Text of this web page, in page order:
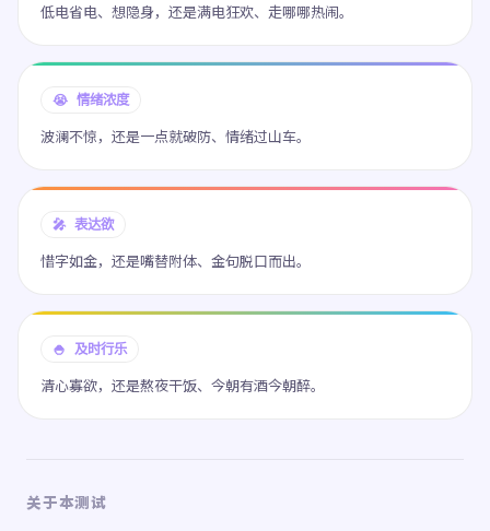
低电省电、想隐身，还是满电狂欢、走哪哪热闹。
😭 情绪浓度
波澜不惊，还是一点就破防、情绪过山车。
🎤 表达欲
惜字如金，还是嘴替附体、金句脱口而出。
🍚 及时行乐
清心寡欲，还是熬夜干饭、今朝有酒今朝醉。
关于本测试